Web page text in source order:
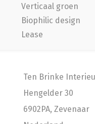
Verticaal groen
Biophilic design
Lease
Ten Brinke
Hengelder 30
6902PA, Zevenaar